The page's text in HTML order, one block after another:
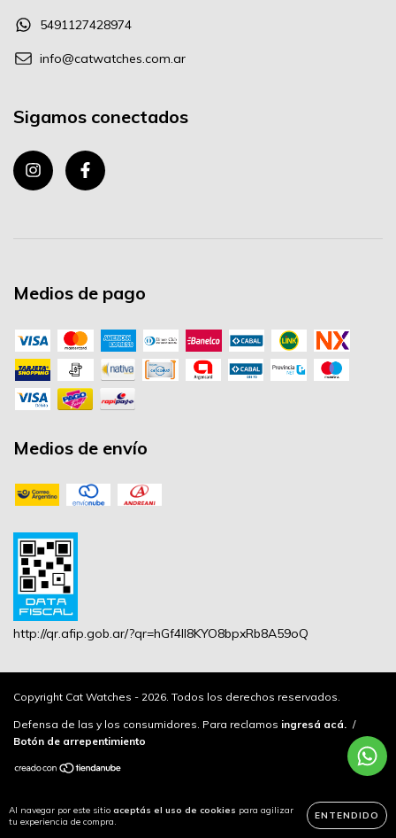
Al navegar por este sitio aceptás el uso de cookies para agilizar
tu experiencia de compra.
ENTENDIDO
5491127428974
info@catwatches.com.ar
Sigamos conectados
Medios de pago
Medios de envío
http://qr.afip.gob.ar/?qr=hGf4lI8KYO8bpxRb8A59oQ
Copyright Cat Watches - 2026. Todos los derechos reservados.
Defensa de las y los consumidores. Para reclamos ingresá acá. /
Botón de arrepentimiento